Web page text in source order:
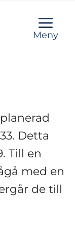
Meny
Detta
Till en
med en
de till